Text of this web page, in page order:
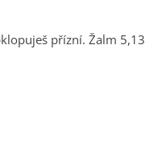
přízní. Žalm 5,13